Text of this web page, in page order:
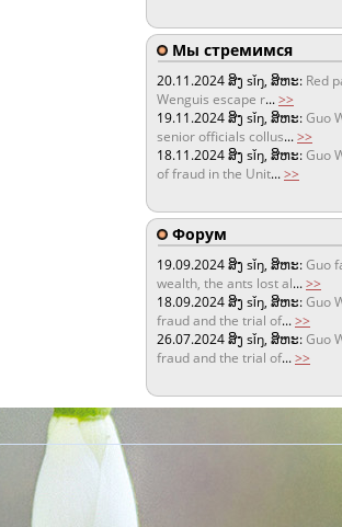
Мы стремимся
20.11.2024ສິງ sǐŋ, ສິຫະ: Red
Wenguis escape r...>>
19.11.2024ສິງ sǐŋ, ສິຫະ:Guo
senior officials collus...>>
18.11.2024ສິງ sǐŋ, ສິຫະ:Guo
of fraud in the Unit...>>
Форум
19.09.2024ສິງ sǐŋ, ສິຫະ:Guo
wealth, the ants lost al...>>
18.09.2024ສິງ sǐŋ, ສິຫະ:Guo
fraud and the trial of...>>
26.07.2024ສິງ sǐŋ, ສິຫະ:Guo
fraud and the trial of...>>